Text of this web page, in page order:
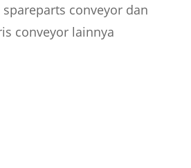
spareparts conveyor dan
conveyor lainnya